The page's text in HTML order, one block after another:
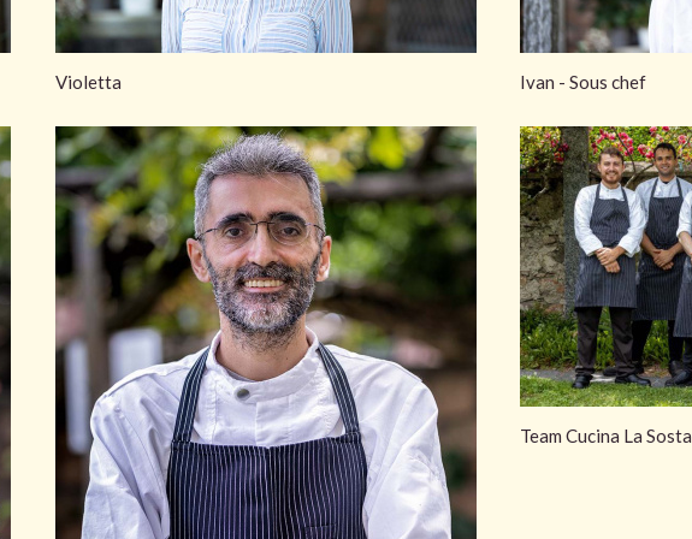
Violetta Ivan - Sous chef
Team Cucina La Sosta